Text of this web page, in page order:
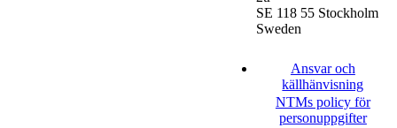
SE 118 55 Stockholm
Sweden
Ansvar och
källhänvisning
NTMs policy för
personuppgifter